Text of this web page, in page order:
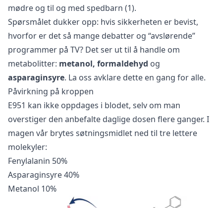
mødre og til og med spedbarn (1).
Spørsmålet dukker opp: hvis sikkerheten er bevist,
hvorfor er det så mange debatter og “avslørende”
programmer på TV? Det ser ut til å handle om
metabolitter: metanol, formaldehyd og
asparaginsyre. La oss avklare dette en gang for alle.
Påvirkning på kroppen
E951 kan ikke oppdages i blodet, selv om man
overstiger den anbefalte daglige dosen flere ganger. I
magen vår brytes søtningsmidlet ned til tre lettere
molekyler:
Fenylalanin 50%
Asparaginsyre 40%
Metanol 10%